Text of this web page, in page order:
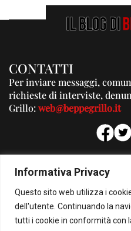
Informativa Privacy
Questo sito web utilizza i
dell'utente. Continuando la
tutti i cookie in conformità con
CONTATTI
Per inviare messaggi,
richieste di interviste,
Grillo:web@beppegrillo.it
Per